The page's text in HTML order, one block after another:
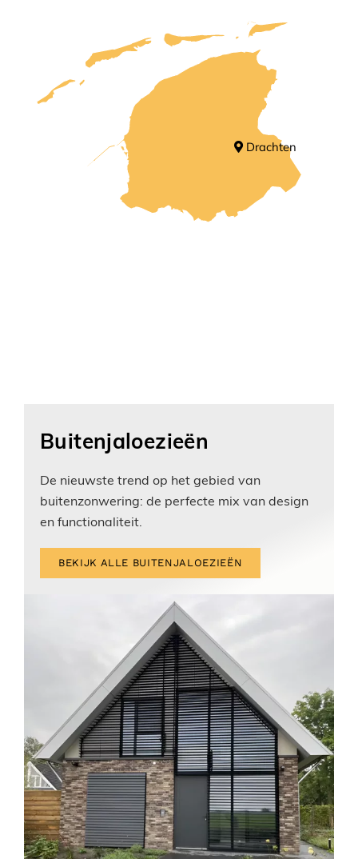
Drachten
Buitenjaloezieën
De nieuwste trend op het gebied van
buitenzonwering: de perfecte mix van design
en functionaliteit.
BEKIJK ALLE BUITENJALOEZIEËN